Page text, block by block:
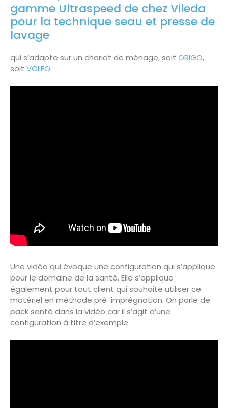
gamme Ultraspeed de chez Vileda
pour la technique seau et presse de
lavage
qui s’adapte sur un chariot de ménage, soit ORIGO,
soit VOLEO.
Une vidéo qui évoque une configuration qui s’applique
pour le domaine de la santé. Elle s’applique
également pour tout client qui souhaite utiliser ce
matériel en méthode pré-imprégnation. On parle de
pack santé dans la vidéo car il s’agit d’une
configuration à titre d’exemple.